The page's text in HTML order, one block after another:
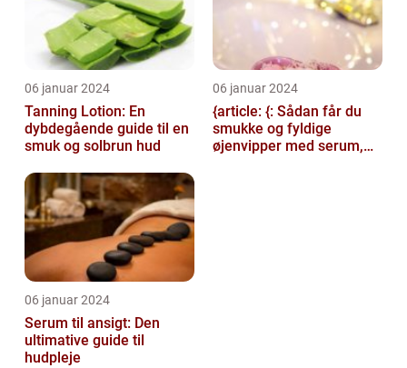
06 januar 2024
Tanning Lotion: En
dybdegående guide til en
smuk og solbrun hud
06 januar 2024
{article: {: Sådan får du
smukke og fyldige
øjenvipper med serum,
06 januar 2024
Serum til ansigt: Den
ultimative guide til
hudpleje